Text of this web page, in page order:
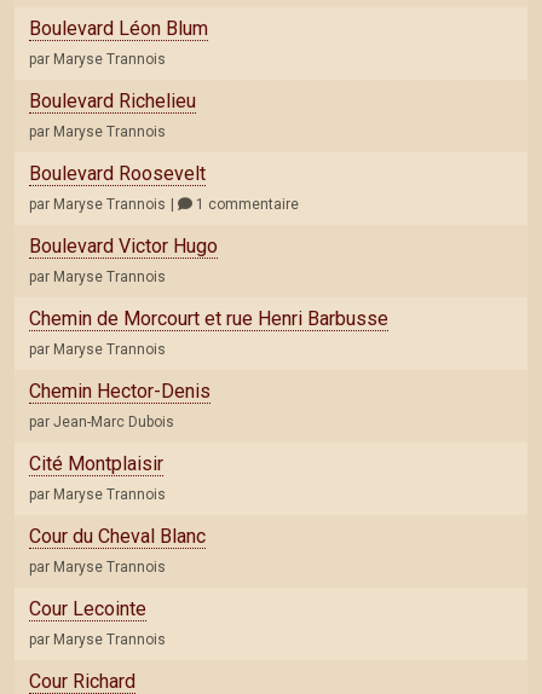
Boulevard Léon Blum
par Maryse Trannois
Boulevard Richelieu
par Maryse Trannois
Boulevard Roosevelt
par Maryse Trannois 1 commentaire
Boulevard Victor Hugo
par Maryse Trannois
Chemin de Morcourt et rue Henri Barbusse
par Maryse Trannois
Chemin Hector-Denis
par Jean-Marc Dubois
Cité Montplaisir
par Maryse Trannois
Cour du Cheval Blanc
par Maryse Trannois
Cour Lecointe
par Maryse Trannois
Cour Richard